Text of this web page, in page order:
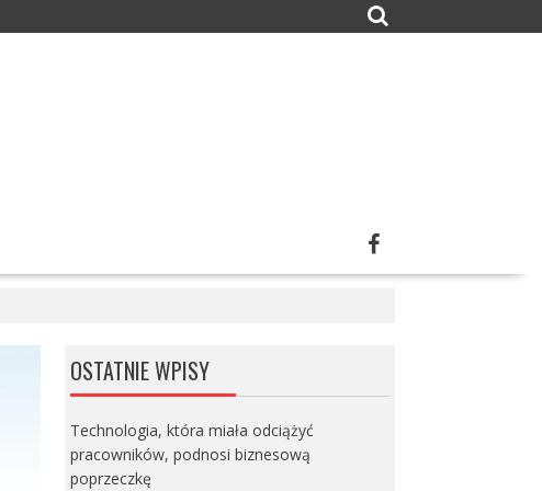
OSTATNIE WPISY
Technologia, która miała odciążyć
pracowników, podnosi biznesową
poprzeczkę